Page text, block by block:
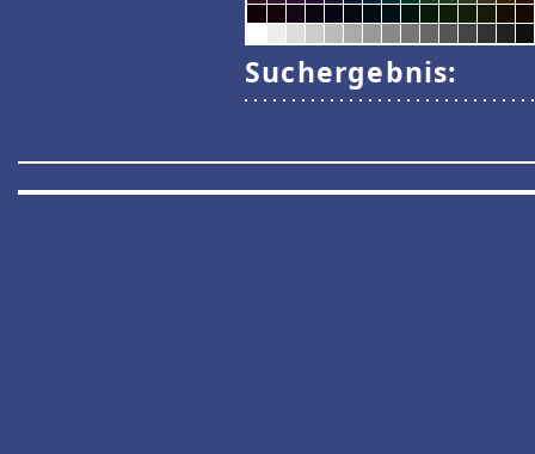
Suchergebnis: